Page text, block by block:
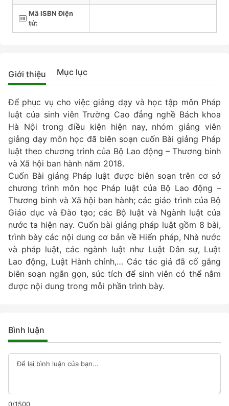
Mã ISBN Điện
tử:
Giới thiệu Mục lục
Để phục vụ cho việc giảng dạy và học tập môn Pháp
luật của sinh viên Trường Cao đẳng nghề Bách khoa
Hà Nội trong điều kiện hiện nay, nhóm giảng viên
giảng dạy môn học đã biên soạn cuốn Bài giảng Pháp
luật theo chương trình của Bộ Lao động – Thương binh
và Xã hội ban hành năm 2018.
Cuốn Bài giảng Pháp luật được biên soạn trên cơ sở
chương trình môn học Pháp luật của Bộ Lao động –
Thương binh và Xã hội ban hành; các giáo trình của Bộ
Giáo dục và Đào tạo; các Bộ luật và Ngành luật của
nước ta hiện nay. Cuốn bài giảng pháp luật gồm 8 bài,
trình bày các nội dung cơ bản về Hiến pháp, Nhà nước
và pháp luật, các ngành luật như Luật Dân sự, Luật
Lao động, Luật Hành chính,… Các tác giả đã cố gắng
biên soạn ngắn gọn, súc tích để sinh viên có thể nắm
được nội dung trong mỗi phần trình bày.
Bình luận
0/1500